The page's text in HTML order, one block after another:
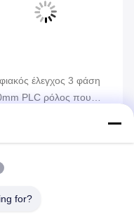
έλεγχος 3 φάση
PLC ρόλος που
την καλύτερη τιμή
σας
for?